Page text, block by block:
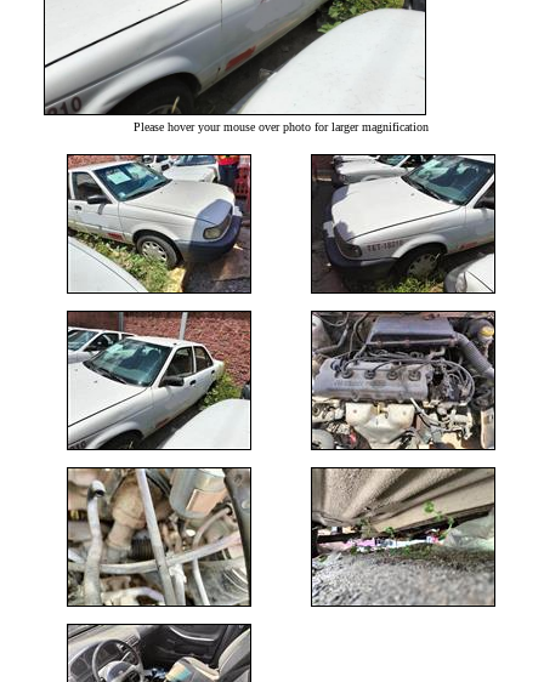
Please hover your mouse over photo for larger magnification